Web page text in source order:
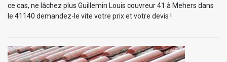
ce cas, ne lâchez plus Guillemin Louis couvreur 41 à Mehers dans
le 41140 demandez-le vite votre prix et votre devis !